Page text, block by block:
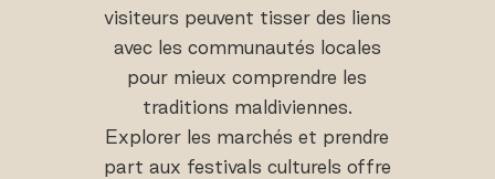
visiteurs peuvent tisser des liens
avec les communautés locales
pour mieux comprendre les
traditions maldiviennes.
Explorer les marchés et prendre
part aux festivals culturels offre